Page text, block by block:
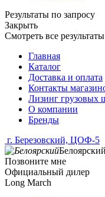
Результаты по запросу
Закрыть
Смотреть все
Главная
Каталог
Доставка и оплата
Контакты
Лизинг грузовых
О компании
Бренды
г. Березовский, ЦОФ-5
Белоярский
Позвоните мне
Официальный дилер
Long March